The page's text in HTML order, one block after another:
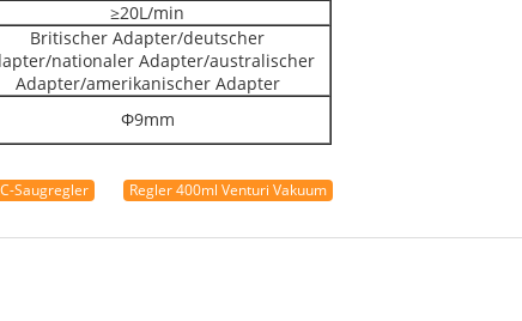
≥20L/min
Britischer Adapter/deutscher
nationaler Adapter/australischer
Adapter/amerikanischer Adapter
Φ9mm
Saugregler Regler 400ml Venturi Vakuum